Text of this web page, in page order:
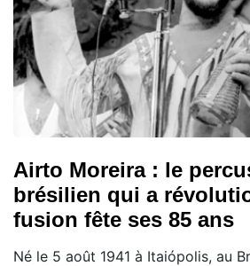
Airto Moreira : le
brésilien qui a
fusion fête ses 85 ans
Né le 5 août 1941 à Itaiópolis, au